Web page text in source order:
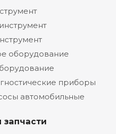
оборудование
приборы
автомобильные